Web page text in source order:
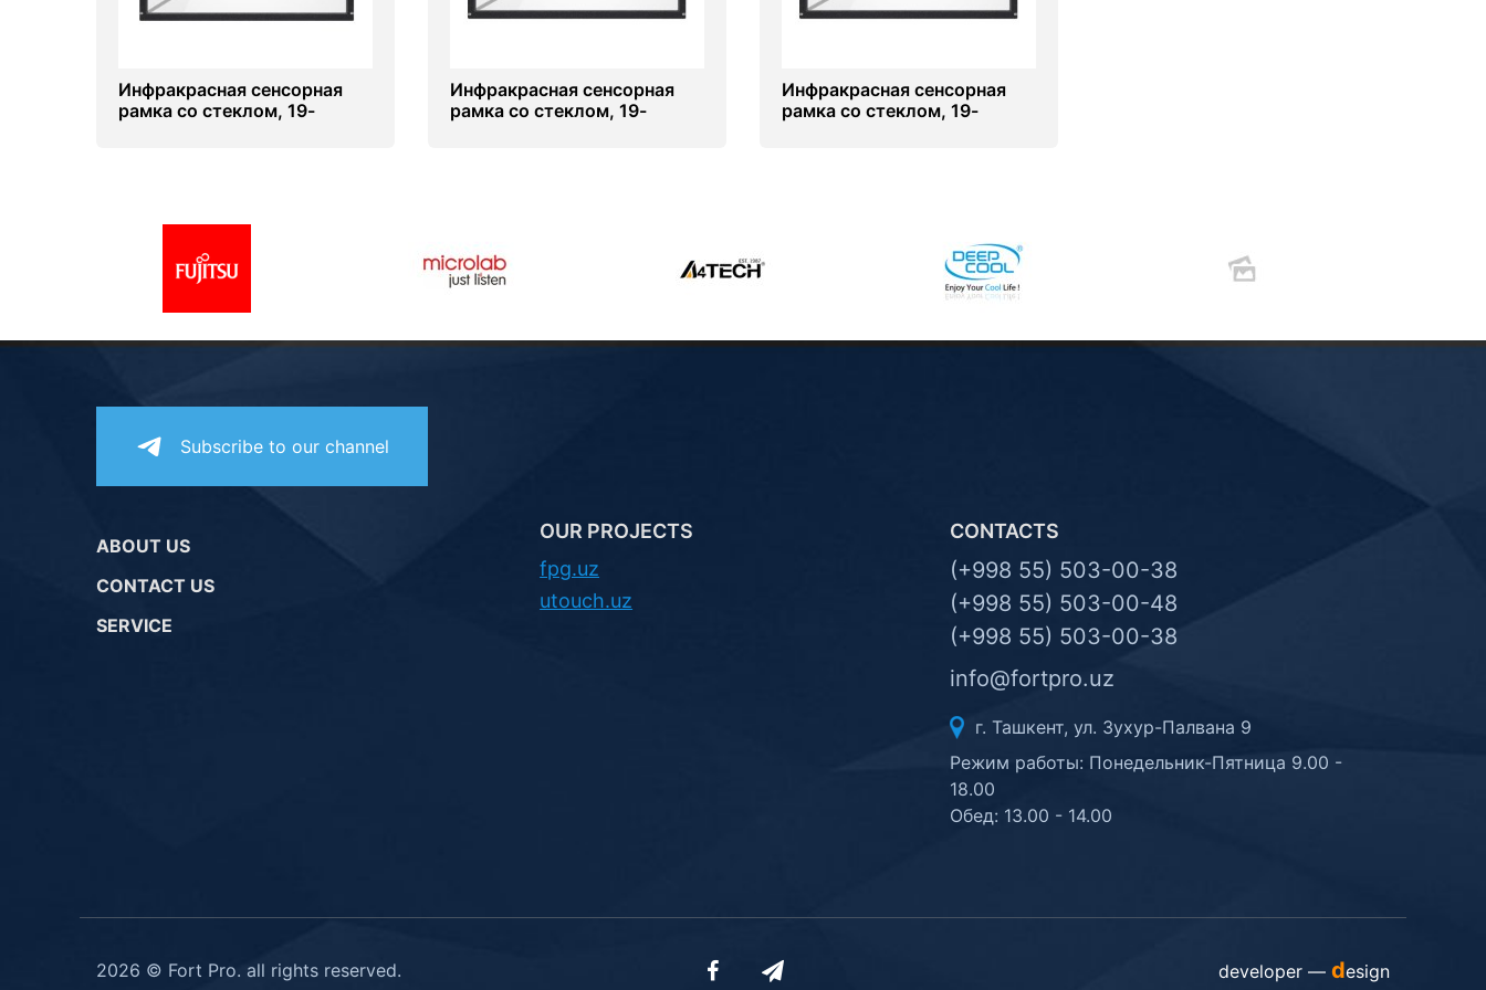
Инфракрасная сенсорная
рамка со стеклом, 19-
Инфракрасная сенсорная
рамка со стеклом, 19-
Инфракрасная сенсорная
рамка со стеклом, 19-
Subscribe to our channel
ABOUT US
CONTACT US
SERVICE
OUR PROJECTS
fpg.uz
utouch.uz
CONTACTS
(+998 55) 503-00-38
(+998 55) 503-00-48
(+998 55) 503-00-38
info@fortpro.uz
г. Ташкент, ул. Зухур-Палвана 9
Режим работы: Понедельник-Пятница 9.00 -
18.00
Обед: 13.00 - 14.00
developer — design
2026 © Fort Pro. all rights reserved.